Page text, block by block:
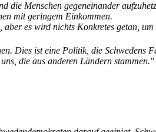
die Menschen gegeneinander
mit geringem Einkommen.
es wird nichts Konkretes getan, um
Dies ist eine Politik, die Schwedens
die aus anderen Ländern stammen."